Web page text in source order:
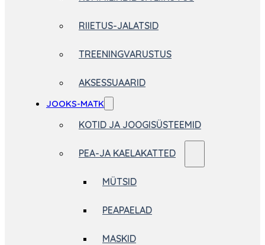
RIIETUS-JALATSID
TREENINGVARUSTUS
AKSESSUAARID
JOOKS-MATK
KOTID JA JOOGISÜSTEEMID
PEA-JA KAELAKATTED
MÜTSID
PEAPAELAD
MASKID